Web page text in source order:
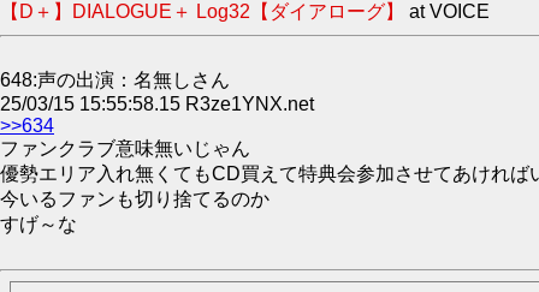
【D＋】DIALOGUE＋ Log32【ダイアローグ】 at VOICE
648:声の出演：名無しさん
25/03/15 15:55:58.15 R3ze1YNX.net
>>634
ファンクラブ意味無いじゃん
優勢エリア入れ無くてもCD買えて特典会参加させてあければ
今いるファンも切り捨てるのか
すげ～な